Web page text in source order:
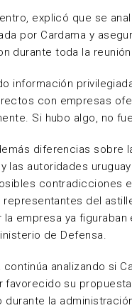
explicó que se
por Cardama y
durante toda la
información
con empresas
Si hubo algo, no
diferencias sobre
las autoridades
contradicciones
del
empresa ya figuraban
de Defensa.
analizando si
favorecido su
la